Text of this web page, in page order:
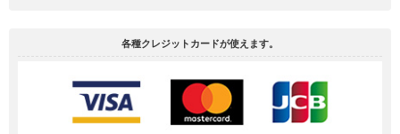
各種クレジットカードが使えます。